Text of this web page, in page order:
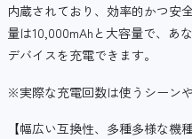
内蔵されており、効率的かつ安
量は10,000mAhと大容量で、あ
デバイスを充電できます。
※実際な充電回数は使うシーン
【幅広い互換性、多種多様な機